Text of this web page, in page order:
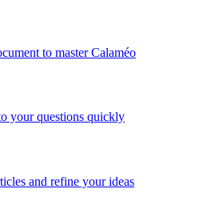
to master Calaméo
your questions quickly
and refine your ideas